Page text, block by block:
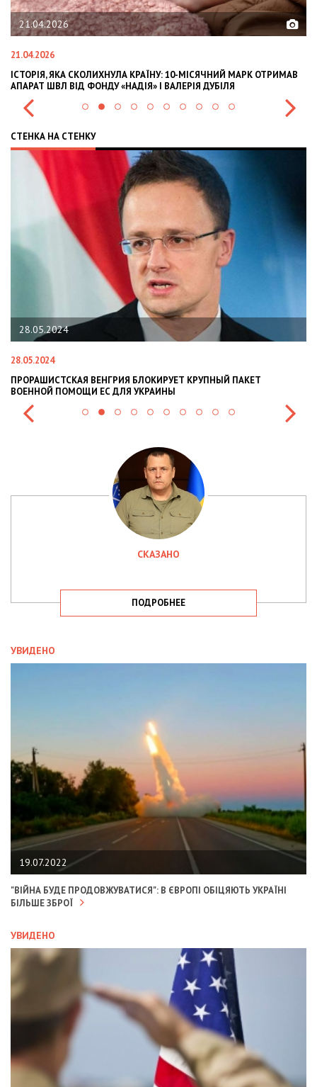
21.04.2026
21.04.2026
ІСТОРІЯ, ЯКА СКОЛИХНУЛА КРАЇНУ: 10-МІСЯЧНИЙ МАРК ОТРИМАВ
АПАРАТ ШВЛ ВІД ФОНДУ «НАДІЯ» І ВАЛЕРІЯ ДУБІЛЯ
СТЕНКА НА СТЕНКУ
28.05.2024
28.05.2024
ПРОРАШИСТСКАЯ ВЕНГРИЯ БЛОКИРУЕТ КРУПНЫЙ ПАКЕТ
ВОЕННОЙ ПОМОЩИ ЕС ДЛЯ УКРАИНЫ
СКАЗАНО
ПОДРОБНЕЕ
УВИДЕНО
19.07.2022
"ВІЙНА БУДЕ ПРОДОВЖУВАТИСЯ": В ЄВРОПІ ОБІЦЯЮТЬ УКРАЇНІ
БІЛЬШЕ ЗБРОЇ
УВИДЕНО